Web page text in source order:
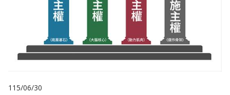
115/06/30